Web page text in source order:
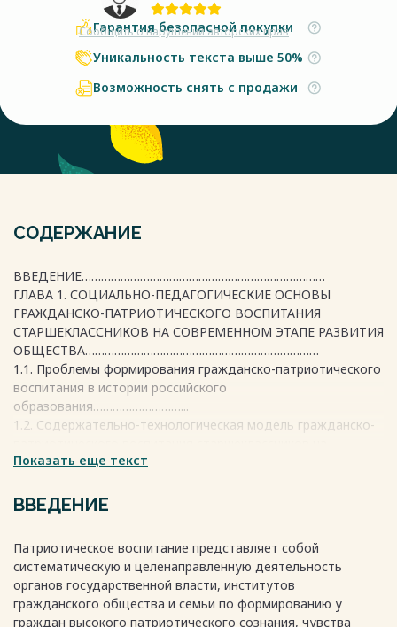
Сообщить о нарушении авторских прав
Гарантия безопасной покупки
Уникальность текста выше 50%
Возможность снять с продажи
СОДЕРЖАНИЕ
ВВЕДЕНИЕ…………………………………………………………………
ГЛАВА 1. СОЦИАЛЬНО-ПЕДАГОГИЧЕСКИЕ ОСНОВЫ
ГРАЖДАНСКО-ПАТРИОТИЧЕСКОГО ВОСПИТАНИЯ
СТАРШЕКЛАССНИКОВ НА СОВРЕМЕННОМ ЭТАПЕ РАЗВИТИЯ
ОБЩЕСТВА………………………………………………………………
1.1. Проблемы формирования гражданско-патриотического
воспитания в истории российского
образования………………………...
1.2. Содержательно-технологическая модель гражданско-
современном этапе развития
1.3. Народные традиции как средство гражданско-
патриотического воспитания
ГЛАВА 2. ОПЫТНО-ЭКСПЕРИМЕНТАЛЬНАЯ РАБОТА ПО
ГРАЖДАНСКО-ПАТРИОТИЧЕСКОМУ ВОСПИТАНИЮ
СТАРШЕКЛАССНИКОВ НА ОСНОВЕ НАРОДНЫХ
ТРАДИЦИЙ…
Показать еще текст
ВВЕДЕНИЕ
Патриотическое воспитание представляет собой
систематическую и целенаправленную деятельность
органов государственной власти, институтов
гражданского общества и семьи по формированию у
граждан высокого патриотического сознания, чувства